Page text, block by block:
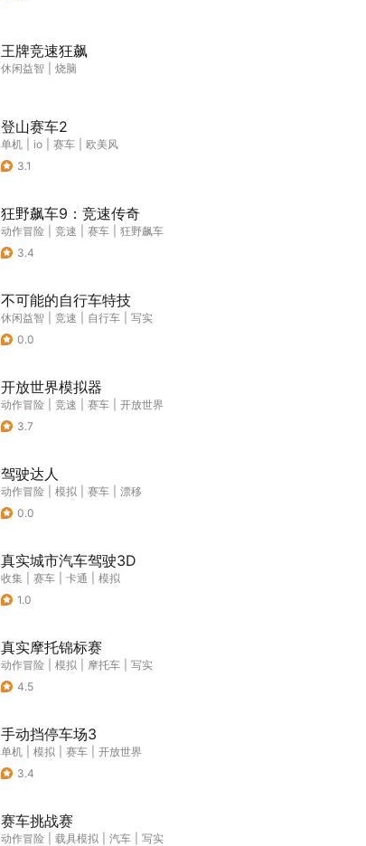
王牌竞速狂飙
休闲益智 烧脑
登山赛车2
单机 io 赛车
欧美风
3.1
狂野飙车9：竞速传奇
动作冒险 竞速 赛车
狂野飙车
3.4
不可能的自行车特技
休闲益智 竞速 自行车
写实
0.0
开放世界模拟器
动作冒险 竞速 赛车
开放世界
3.7
驾驶达人
动作冒险 模拟 赛车
漂移
0.0
真实城市汽车驾驶3D
收集 赛车 卡通
模拟
1.0
真实摩托锦标赛
动作冒险 模拟 摩托车
写实
4.5
手动挡停车场3
单机 模拟 赛车
开放世界
3.4
赛车挑战赛
动作冒险 载具模拟 汽车
写实